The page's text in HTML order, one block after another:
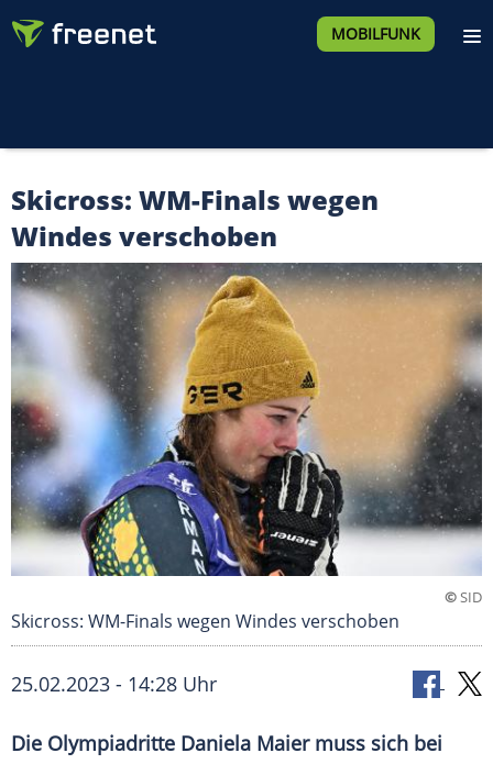
MOBILFUNK
Skicross: WM-Finals wegen
Windes verschoben
©SID
Skicross: WM-Finals wegen Windes verschoben
25.02.2023 - 14:28 Uhr
Die Olympiadritte Daniela Maier muss sich bei